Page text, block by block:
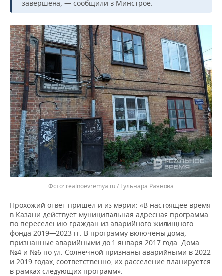
завершена, — сообщили в Минстрое.
realnoevremya.ru / Гульнара Раянова
Прохожий ответ пришел и из мэрии: «В настоящее время
в Казани действует муниципальная адресная программа
по переселению граждан из аварийного жилищного
фонда 2019—2023 гг. В программу включены дома,
признанные аварийными до 1 января 2017 года. Дома
№4 и №6 по ул. Солнечной признаны аварийными в 2022
и 2019 годах, соответственно, их расселение планируется
в рамках следующих программ».